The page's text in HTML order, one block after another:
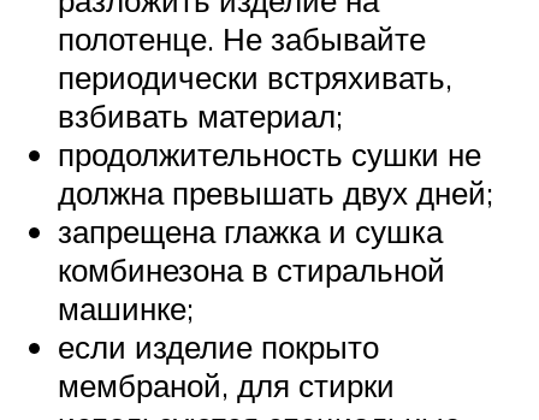
полотенце. Не забывайте
периодически встряхивать,
взбивать материал;
продолжительность сушки не
должна превышать двух дней;
запрещена глажка и сушка
комбинезона в стиральной
машинке;
если изделие покрыто
мембраной, для стирки